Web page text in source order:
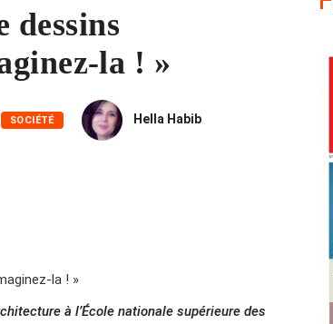
dessins
la ! »
SOCIÉTÉ Hella Habib
à l’École nationale supérieure des